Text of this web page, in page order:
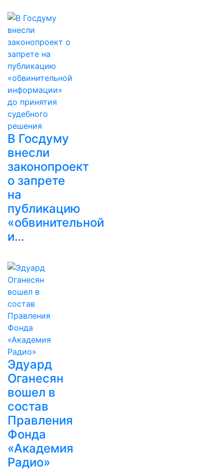
В Госдуму
внесли
законопроект
о запрете
на
публикацию
«обвинительной
и…
Эдуард
Оганесян
вошел в
состав
Правления
Фонда
«Академия
Радио»